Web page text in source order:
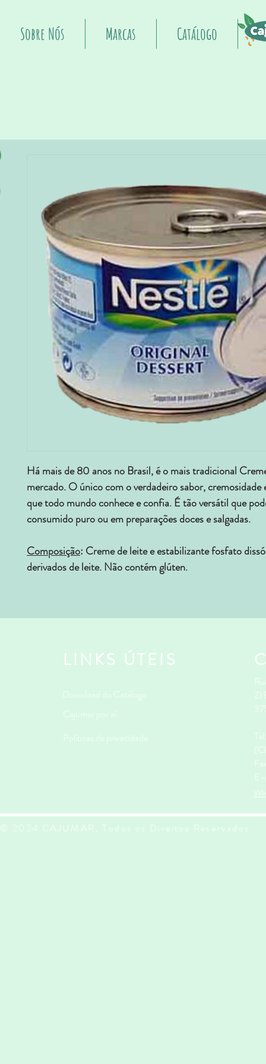
Sobre Nós Marcas Catálogo
Há mais de 80 anos no Brasil, é o mais tradicional
mercado. O único com o verdadeiro sabor, cremosidade
que todo mundo conhece e confia. É tão versátil que
consumido puro ou em preparações doces e salgadas.
Composição: Creme de leite e estabilizante fosfato
derivados de leite. Não contém glúten.
LINKS ÚTEIS
Download do Catálogo
Cajumar por aí
Políticas de privacidade
ZI
© 2024 CAJUMAR, Todos os Direitos Reservados